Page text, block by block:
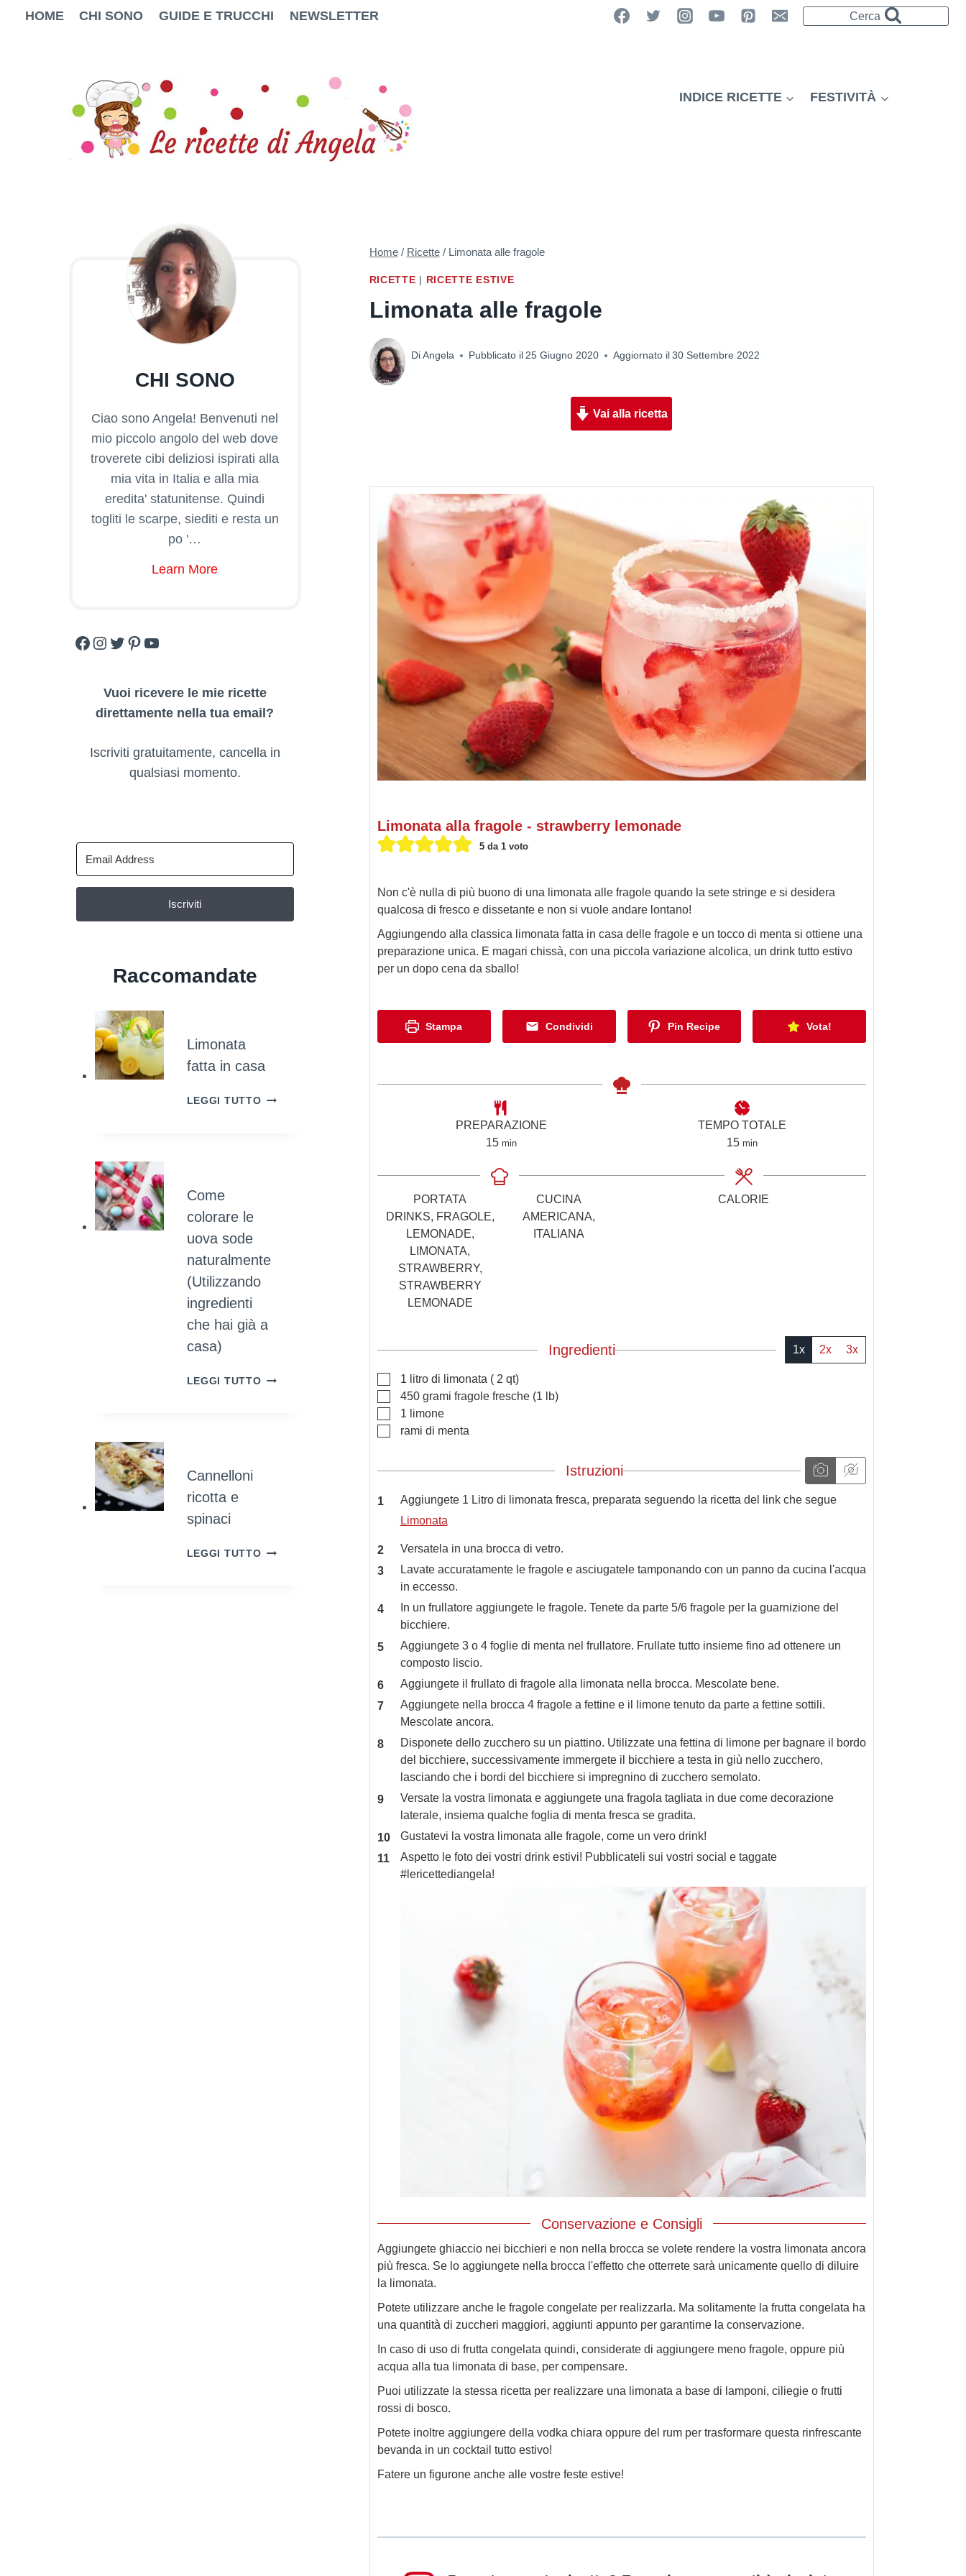
SaltaHOME CHI SONO GUIDE E TRUCCHI NEWSLETTER Cerca
INDICE RICETTE FESTIVITÀ
Home / Ricette / Limonata alle fragole
RICETTE | RICETTE ESTIVE
Limonata alle fragole
Di Angela Pubblicato il 25 Giugno 2020 Aggiornato il30 Settembre 2022
Vai alla ricetta
Limonata alla fragole - strawberry lemonade
5da 1 voto
Non c'è nulla di più buono di una limonata alle fragole quando la sete stringe e si desidera
qualcosa di fresco e dissetante e non si vuole andare lontano!
Aggiungendo alla classica limonata fatta in casa delle fragole e un tocco di menta si ottiene una
preparazione unica. E magari chissà, con una piccola variazione alcolica, un drink tutto estivo
per un dopo cena da sballo!
Stampa Condividi Pin Recipe Vota!
PREPARAZIONE
15m
n
min
TEMPO TOTALE
15m
n
u
min
PORTATA
DRINKS, FRAGOLE,
LEMONADE,
LIMONATA,
STRAWBERRY,
STRAWBERRY
LEMONADE
CUCINA
AMERICANA,
ITALIANA
CALORIE
Ingredienti 1x 2x 3x
▢
1 litro di limonata ( 2 qt)
▢
450 grami fragole fresche (1 lb)
▢
1 limone
▢
rami di menta
Istruzioni
Aggiungete 1 Litro di limonata fresca, preparata seguendo la ricetta del link che segue
Limonata
Versatela in una brocca di vetro.
Lavate accuratamente le fragole e asciugatele tamponando con un panno da cucina l'acqua
in eccesso.
In un frullatore aggiungete le fragole. Tenete da parte 5/6 fragole per la guarnizione del
bicchiere.
Aggiungete 3 o 4 foglie di menta nel frullatore. Frullate tutto insieme fino ad ottenere un
composto liscio.
Aggiungete il frullato di fragole alla limonata nella brocca. Mescolate bene.
Aggiungete nella brocca 4 fragole a fettine e il limone tenuto da parte a fettine sottili.
Mescolate ancora.
Disponete dello zucchero su un piattino. Utilizzate una fettina di limone per bagnare il bordo
del bicchiere, successivamente immergete il bicchiere a testa in giù nello zucchero,
lasciando che i bordi del bicchiere si impregnino di zucchero semolato.
Versate la vostra limonata e aggiungete una fragola tagliata in due come decorazione
laterale, insiema qualche foglia di menta fresca se gradita.
Gustatevi la vostra limonata alle fragole, come un vero drink!
Aspetto le foto dei vostri drink estivi! Pubblicateli sui vostri social e taggate
#lericettediangela!
Conservazione e Consigli
Aggiungete ghiaccio nei bicchieri e non nella brocca se volete rendere la vostra limonata ancora
più fresca. Se lo aggiungete nella brocca l'effetto che otterrete sarà unicamente quello di diluire
la limonata.
Potete utilizzare anche le fragole congelate per realizzarla. Ma solitamente la frutta congelata ha
una quantità di zuccheri maggiori, aggiunti appunto per garantirne la conservazione.
In caso di uso di frutta congelata quindi, considerate di aggiungere meno fragole, oppure più
acqua alla tua limonata di base, per compensare.
Puoi utilizzate la stessa ricetta per realizzare una limonata a base di lamponi, ciliegie o frutti
rossi di bosco.
Potete inoltre aggiungere della vodka chiara oppure del rum per trasformare questa rinfrescante
bevanda in un cocktail tutto estivo!
Fatere un figurone anche alle vostre feste estive!
CHI SONO
Ciao sono Angela! Benvenuti nel
mio piccolo angolo del web dove
troverete cibi deliziosi ispirati alla
mia vita in Italia e alla mia
eredita' statunitense. Quindi
togliti le scarpe, siediti e resta un
po '…
Learn More
Facebook
Instagram
Twitter
Pinterest
YouTube
Vuoi ricevere le mie ricette
direttamente nella tua email?
Iscriviti gratuitamente, cancella in
qualsiasi momento.
Iscriviti
Raccomandate
Limonata
fatta in casa
LEGGI TUTTOLIMONATA
Come
colorare le
uova sode
naturalmente
(Utilizzando
ingredienti
che hai già a
casa)
LEGGI TUTTOCOME
Cannelloni
ricotta e
spinaci
LEGGI TUTTOCANNELLONI